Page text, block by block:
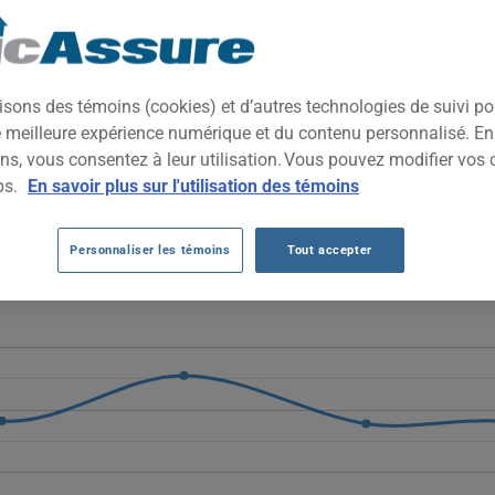
alliant confort raffiné, technologie avancée et tenue de route
un véhicule polyvalent au style élégant et à la finition haut de
Q5 2014 AU FIL DES 5 DERNIÈRES
diminuent globalement, passant de 1596 $ à 844 $, malgré
du véhicule avec l'âge.
AUDI Q5 2014, il est plus important que jamais de
des témoins (cookies) et d’autres technologies de suivi
expérience numérique et du contenu personnalisé.
vous consentez à leur utilisation. Vous pouvez modifier vos
En savoir plus sur l'utilisation des témoins
Personnaliser les témoins Tout accepter